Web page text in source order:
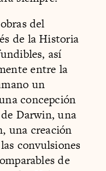
del
de la Historia
así
entre la
un
concepción
Darwin, una
una creación
convulsiones
de